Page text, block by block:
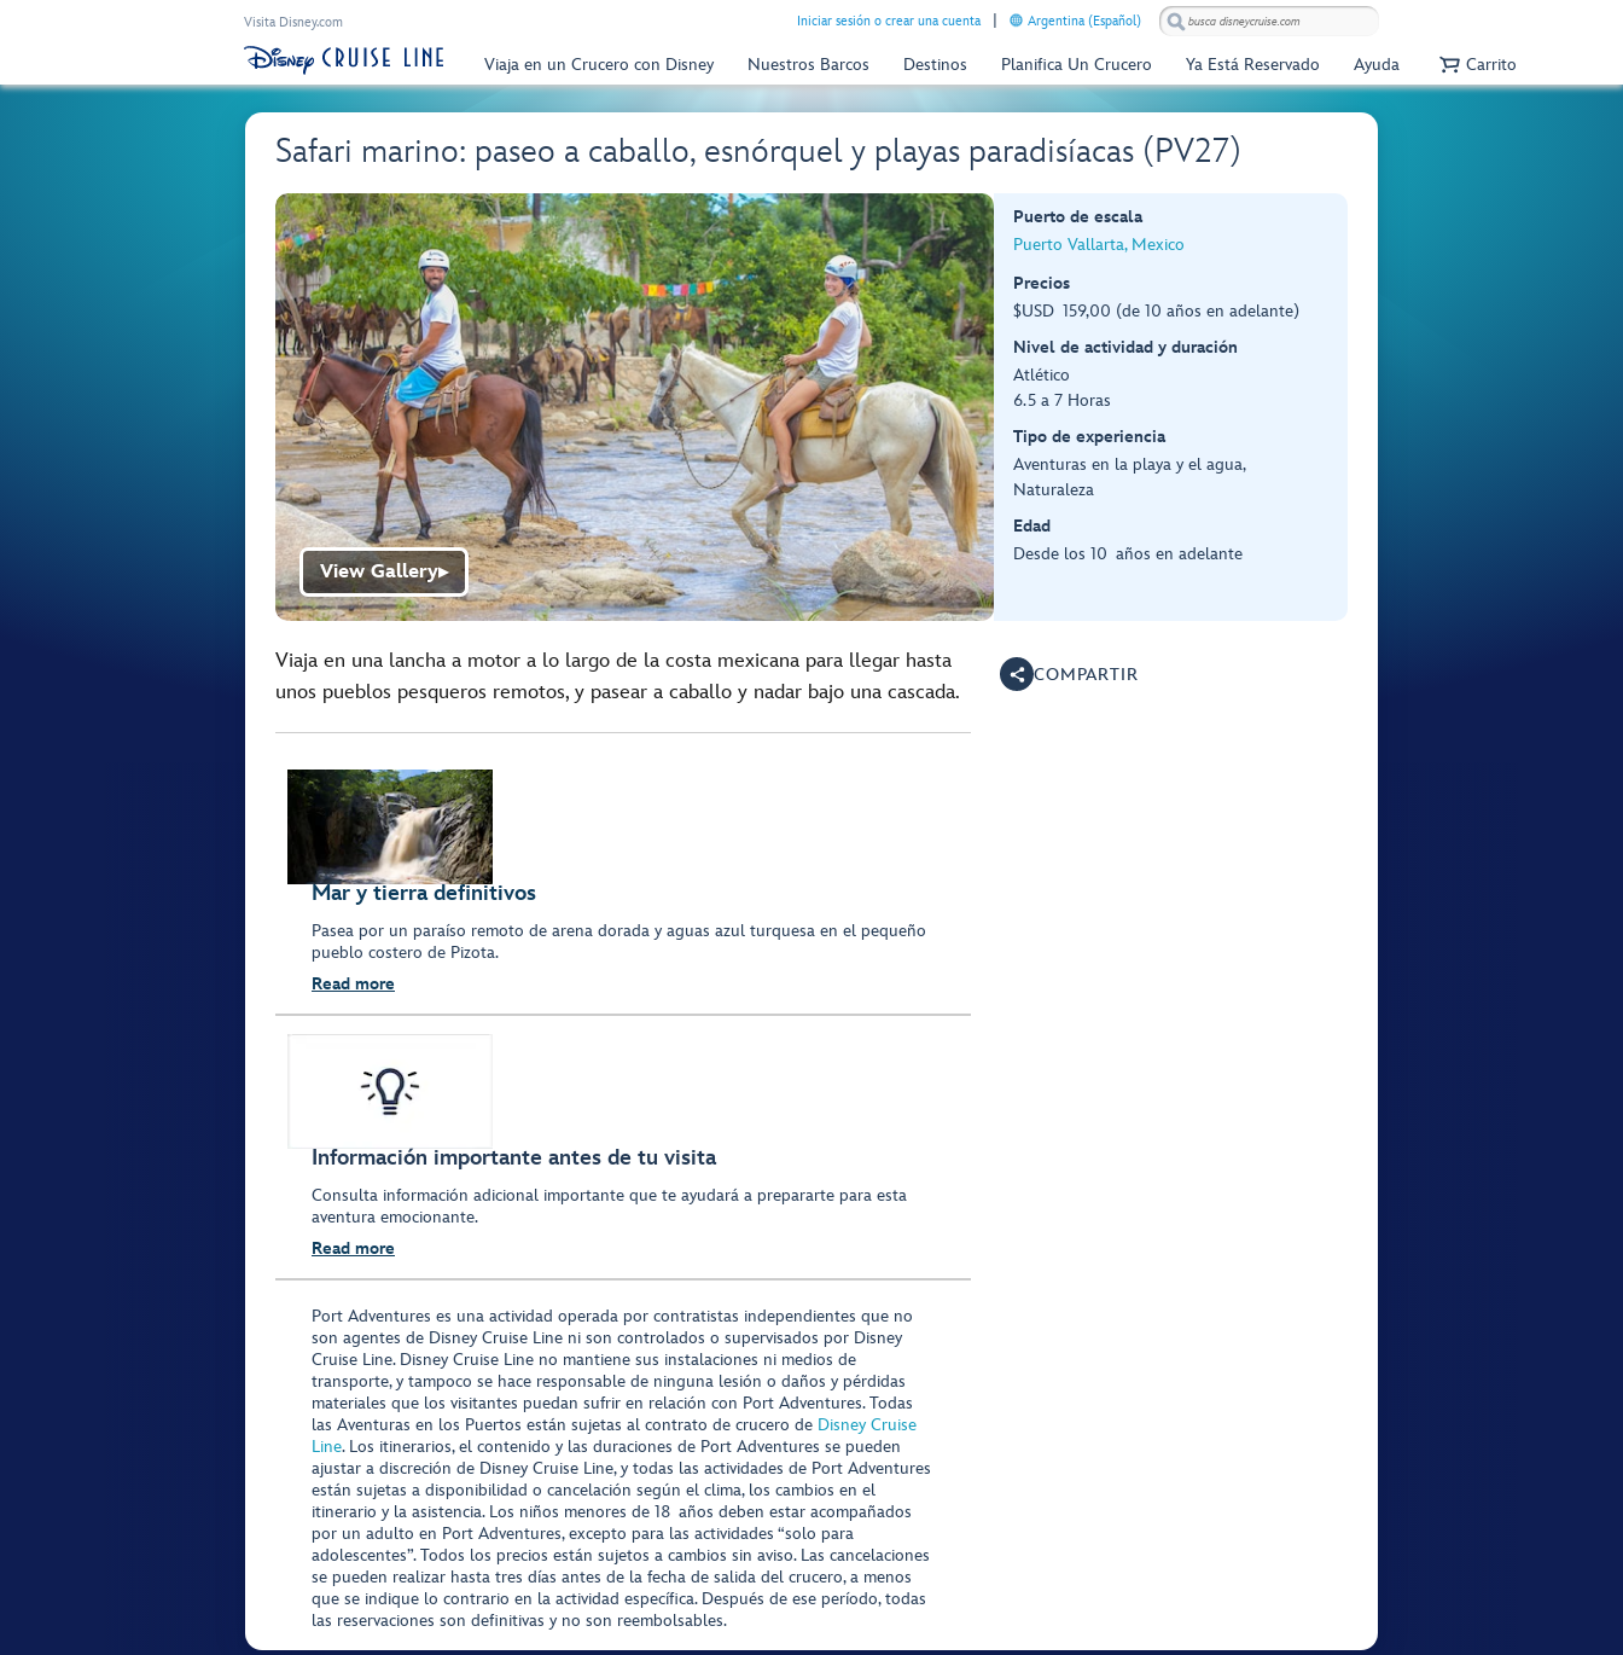
Visita Disney.com Iniciar sesión o crear una cuenta Argentina (Español)
Viaja en un Crucero con Disney Nuestros Barcos Destinos Planifica Un Crucero Ya Está Reservado Ayuda Carrito
Safari marino: paseo a caballo, esnórquel y playas paradisíacas (PV27)
View Gallery▶
Puerto de escala
Puerto Vallarta, Mexico
Precios
$USD 159,00 (de 10 años en adelante)
Nivel de actividad y duración
Atlético
6.5 a 7 Horas
Tipo de experiencia
Aventuras en la playa y el agua,
Naturaleza
Edad
Desde los 10 años en adelante
Viaja en una lancha a motor a lo largo de la costa mexicana para llegar hasta
unos pueblos pesqueros remotos, y pasear a caballo y nadar bajo una cascada.
Mar y tierra definitivos
Pasea por un paraíso remoto de arena dorada y aguas azul turquesa en el pequeño
pueblo costero de Pizota.
Read more
Información importante antes de tu visita
Consulta información adicional importante que te ayudará a prepararte para esta
aventura emocionante.
Read more
Port Adventures es una actividad operada por contratistas independientes que no
son agentes de Disney Cruise Line ni son controlados o supervisados por Disney
Cruise Line. Disney Cruise Line no mantiene sus instalaciones ni medios de
transporte, y tampoco se hace responsable de ninguna lesión o daños y pérdidas
materiales que los visitantes puedan sufrir en relación con Port Adventures. Todas
las Aventuras en los Puertos están sujetas al contrato de crucero de Disney Cruise
Line. Los itinerarios, el contenido y las duraciones de Port Adventures se pueden
ajustar a discreción de Disney Cruise Line, y todas las actividades de Port Adventures
están sujetas a disponibilidad o cancelación según el clima, los cambios en el
itinerario y la asistencia. Los niños menores de 18 años deben estar acompañados
por un adulto en Port Adventures, excepto para las actividades “solo para
adolescentes”. Todos los precios están sujetos a cambios sin aviso. Las cancelaciones
se pueden realizar hasta tres días antes de la fecha de salida del crucero, a menos
que se indique lo contrario en la actividad específica. Después de ese período, todas
las reservaciones son definitivas y no son reembolsables.
COMPARTIR